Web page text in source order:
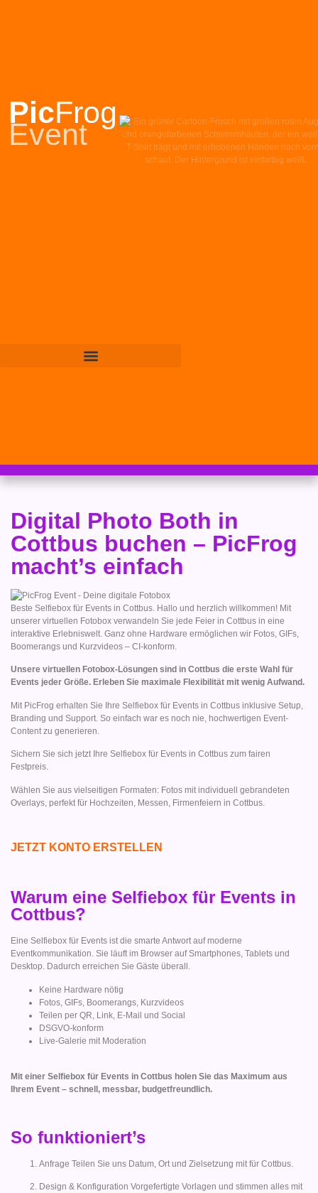
PicFrog
Event
Digital Photo Both in
Cottbus buchen – PicFrog
macht’s einfach
Beste Selfiebox für Events in Cottbus. Hallo und herzlich willkommen! Mit
unserer virtuellen Fotobox verwandeln Sie jede Feier in Cottbus in eine
interaktive Erlebniswelt. Ganz ohne Hardware ermöglichen wir Fotos, GIFs,
Boomerangs und Kurzvideos – CI-konform.
Unsere virtuellen Fotobox-Lösungen sind in Cottbus die erste Wahl für
Events jeder Größe. Erleben Sie maximale Flexibilität mit wenig Aufwand.
Mit PicFrog erhalten Sie Ihre Selfiebox für Events in Cottbus inklusive Setup,
Branding und Support. So einfach war es noch nie, hochwertigen Event-
Content zu generieren.
Sichern Sie sich jetzt Ihre Selfiebox für Events in Cottbus zum fairen
Festpreis.
Wählen Sie aus vielseitigen Formaten: Fotos mit individuell gebrandeten
Overlays, perfekt für Hochzeiten, Messen, Firmenfeiern in Cottbus.
JETZT KONTO ERSTELLEN
Warum eine Selfiebox für Events in
Cottbus?
Eine Selfiebox für Events ist die smarte Antwort auf moderne
Eventkommunikation. Sie läuft im Browser auf Smartphones, Tablets und
Desktop. Dadurch erreichen Sie Gäste überall.
Keine Hardware nötig
Fotos, GIFs, Boomerangs, Kurzvideos
Teilen per QR, Link, E-Mail und Social
DSGVO-konform
Live-Galerie mit Moderation
Mit einer Selfiebox für Events in Cottbus holen Sie das Maximum aus
Ihrem Event – schnell, messbar, budgetfreundlich.
So funktioniert’s
Anfrage Teilen Sie uns Datum, Ort und Zielsetzung mit für Cottbus.
Design & Konfiguration Vorgefertigte Vorlagen und stimmen alles mit